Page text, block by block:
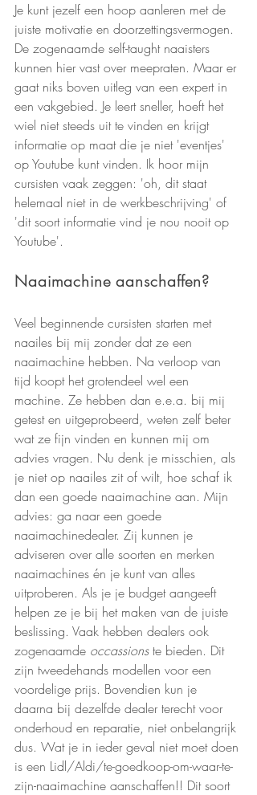
Je kunt jezelf een hoop aanleren met de
juiste motivatie en doorzettingsvermogen.
De zogenaamde self-taught naaisters
kunnen hier vast over meepraten. Maar er
gaat niks boven uitleg van een expert in
een vakgebied. Je leert sneller, hoeft het
wiel niet steeds uit te vinden en krijgt
informatie op maat die je niet 'eventjes'
op Youtube kunt vinden. Ik hoor mijn
cursisten vaak zeggen: 'oh, dit staat
helemaal niet in de werkbeschrijving' of
'dit soort informatie vind je nou nooit op
Youtube'.
Naaimachine aanschaffen?
Veel beginnende cursisten starten met
naailes bij mij zonder dat ze een
naaimachine hebben. Na verloop van
tijd koopt het grotendeel wel een
machine. Ze hebben dan e.e.a. bij mij
getest en uitgeprobeerd, weten zelf beter
wat ze fijn vinden en kunnen mij om
advies vragen. Nu denk je misschien, als
je niet op naailes zit of wilt, hoe schaf ik
dan een goede naaimachine aan. Mijn
advies: ga naar een goede
naaimachinedealer. Zij kunnen je
adviseren over alle soorten en merken
naaimachines én je kunt van alles
uitproberen. Als je je budget aangeeft
helpen ze je bij het maken van de juiste
beslissing. Vaak hebben dealers ook
zogenaamde occassions te bieden. Dit
zijn tweedehands modellen voor een
voordelige prijs. Bovendien kun je
daarna bij dezelfde dealer terecht voor
onderhoud en reparatie, niet onbelangrijk
dus. Wat je in ieder geval niet moet doen
is een Lidl/Aldi/te-goedkoop-om-waar-te-
zijn-naaimachine aanschaffen!! Dit soort